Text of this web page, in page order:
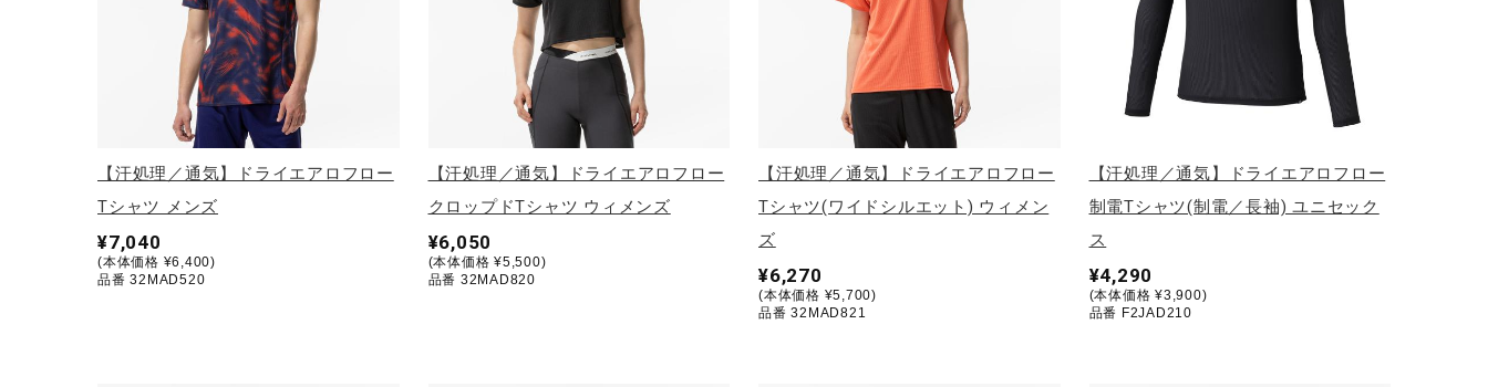
ウィンタースポーツ
ライフスタイルグッズ
インナー
寝具／ミズノスリープ
【汗処理／通気】ドライエアロフロー
Tシャツ メンズ
¥7,040
(本体価格 ¥6,400)
品番 32MAD520
【汗処理／通気】ドライエアロフロー
クロップドTシャツ ウィメンズ
¥6,050
(本体価格 ¥5,500)
品番 32MAD820
【汗処理／通気】ドライエアロフロー
Tシャツ(ワイドシルエット) ウィメン
ズ
¥6,270
(本体価格 ¥5,700)
品番 32MAD821
【汗処理／通気】ドライエアロフロー
制電Tシャツ(制電／長袖) ユニセック
ス
¥4,290
(本体価格 ¥3,900)
品番 F2JAD210